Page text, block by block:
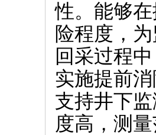
性。能够
险程度，
回采过程
实施提前
支持井下
度高，测